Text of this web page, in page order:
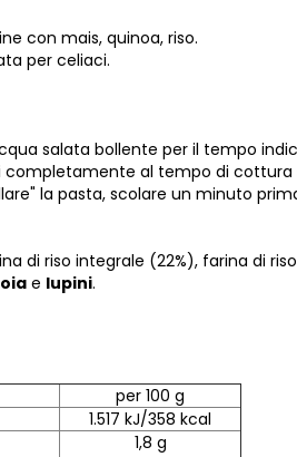
con mais, quinoa, riso.
per celiaci.
salata bollente per il tempo
completamente al tempo di
la pasta, scolare un minuto
di riso integrale (22%), farina di
e lupini.
per 100 g
1.517 kJ/358 kcal
1,8 g